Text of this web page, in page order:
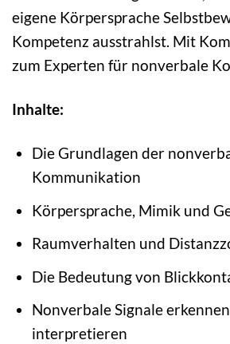
eigene Körpersprache
Kompetenz ausstrahlst. Mit
zum Experten für nonverbale
Inhalte:
Die Grundlagen der
Kommunikation
Körpersprache, Mimik und
Raumverhalten und
Die Bedeutung von
Nonverbale Signale
interpretieren